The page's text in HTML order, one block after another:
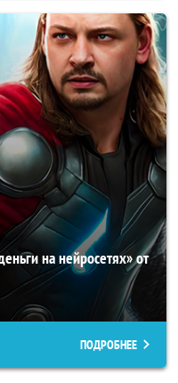
на нейросетях» от
ПОДРОБНЕЕ